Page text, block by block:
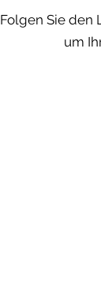
Folgen Sie den
um